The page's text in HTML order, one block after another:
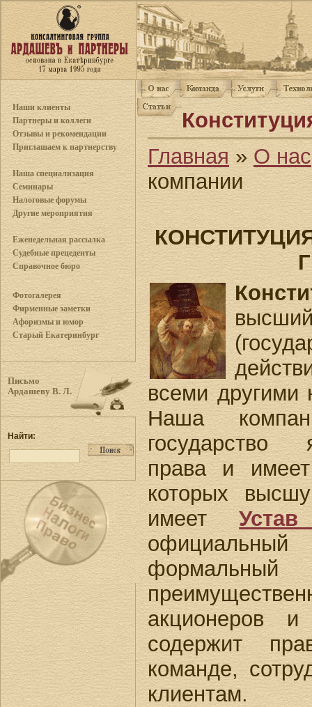
Наши клиенты
Партнеры и коллеги
Отзывы и рекомендации
Приглашаем к партнерству
Наша специализация
Семинары
Налоговые форумы
Другие мероприятия
Еженедельная рассылка
Судебные прецеденты
Справочное бюро
Фотогалерея
Фирменные заметки
Афоризмы и юмор
Старый Екатеринбург
Письмо
Ардашеву В. Л.
Найти:
Главная»О нас
компании
всеми другими
Наша
государство
права и
которых
имеет
формальный
акционеров
содержит
команде,
клиентам.